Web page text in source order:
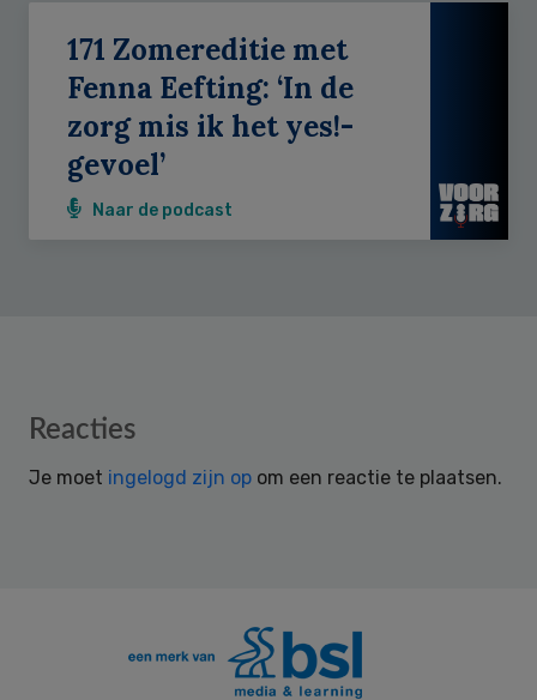
171 Zomereditie met
Fenna Eefting: ‘In de
zorg mis ik het yes!-
gevoel’
Naar de podcast
Reader
Reacties
Je moet ingelogd zijn op om een reactie te plaatsen.